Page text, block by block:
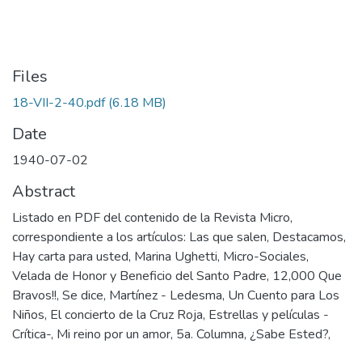
Files
18-VII-2-40.pdf(6.18 MB)
Date
1940-07-02
Abstract
Listado en PDF del contenido de la Revista Micro,
correspondiente a los artículos: Las que salen, Destacamos,
Hay carta para usted, Marina Ughetti, Micro-Sociales,
Velada de Honor y Beneficio del Santo Padre, 12,000 Que
Bravos!!, Se dice, Martínez - Ledesma, Un Cuento para Los
Niños, El concierto de la Cruz Roja, Estrellas y películas -
Crítica-, Mi reino por un amor, 5a. Columna, ¿Sabe Ested?,